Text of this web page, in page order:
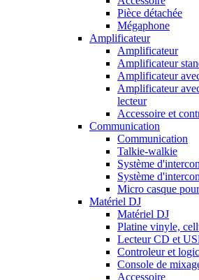
Pièce détachée
Mégaphone
Amplificateur
Amplificateur
Amplificateur
Amplificateur
Amplificateur
lecteur
Accessoire et
Communication
Communication
Talkie-walkie
Système
Système
Micro casque
Matériel DJ
Matériel DJ
Platine vinyle,
Lecteur CD et
Controleur et
Console de
Accessoire